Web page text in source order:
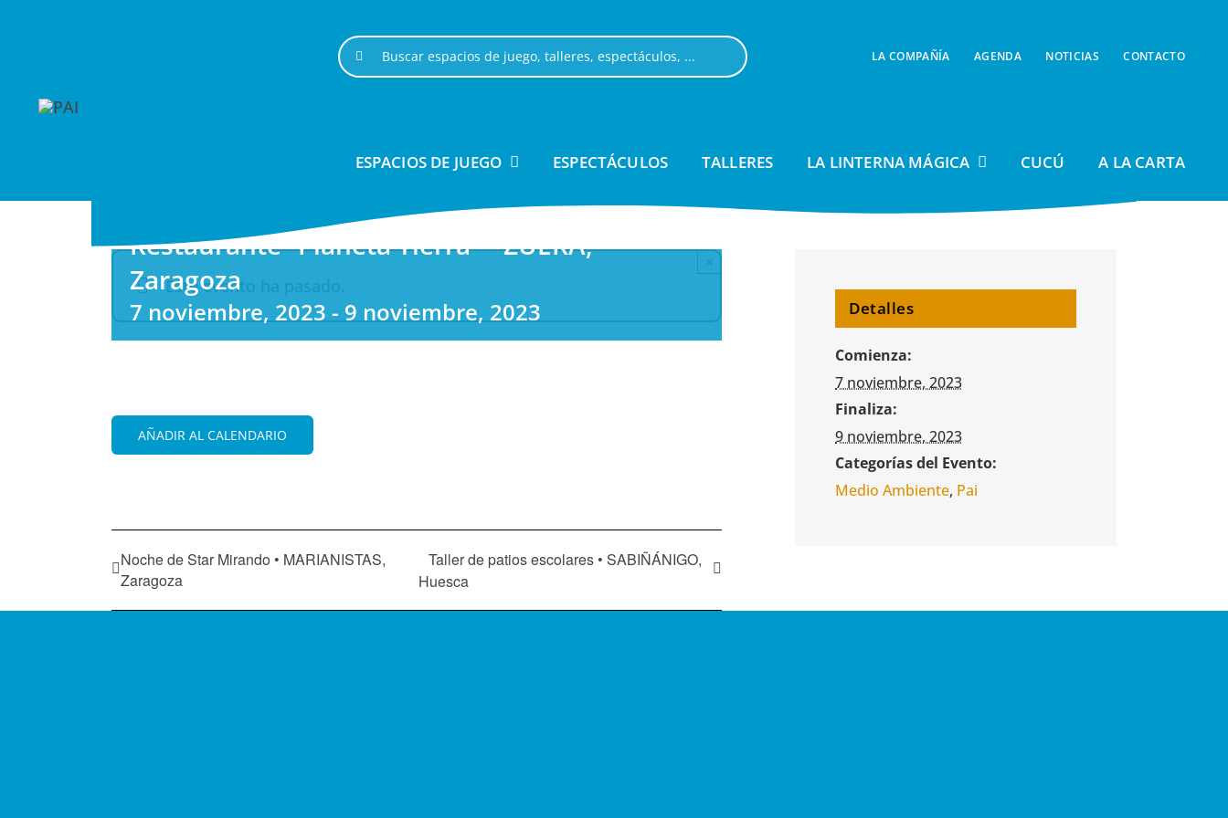
Buscar: LA COMPAÑÍA AGENDA NOTICIAS CONTACTO
ESPACIOS DE JUEGO ESPECTÁCULOS TALLERES LA LINTERNA MÁGICA CUCÚ A LA CARTA
Este evento ha pasado.
Restaurante “Planeta Tierra” • ZUERA,
Zaragoza
7 noviembre, 2023 - 9 noviembre, 2023
AÑADIR AL CALENDARIO
Noche de Star Mirando • MARIANISTAS,
Zaragoza
Taller de patios escolares • SABIÑÁNIGO,
Huesca
Detalles
Comienza:
7 noviembre, 2023
Finaliza:
9 noviembre, 2023
Categorías del Evento:
Medio Ambiente, Pai